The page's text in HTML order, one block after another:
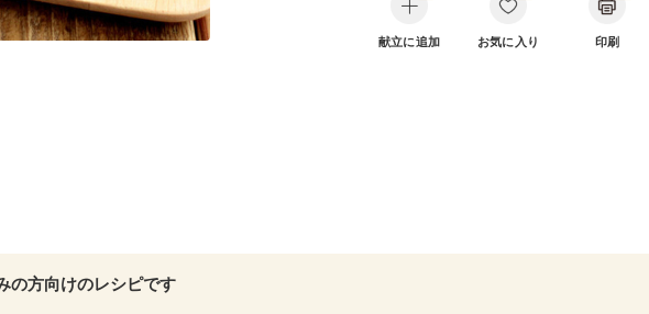
献立に追加 お気に入り 印刷
の方向けのレシピです